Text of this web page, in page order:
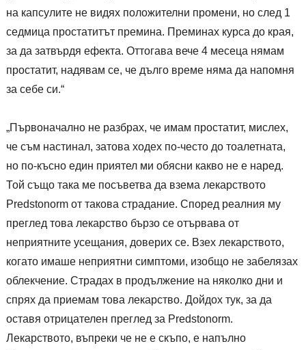
на капсулите не видях положителни промени, но след 1
седмица простатитът премина. Преминах курса до края,
за да затвърдя ефекта. Оттогава вече 4 месеца нямам
простатит, надявам се, че дълго време няма да напомня
за себе си.“
„Първоначално не разбрах, че имам простатит, мислех,
че съм настинал, затова ходех по-често до тоалетната,
но по-късно един приятел ми обясни какво не е наред.
Той също така ме посъветва да взема лекарството
Predstonorm от такова страдание. Според реалния му
преглед това лекарство бързо се отървава от
неприятните усещания, доверих се. Взех лекарството,
когато имаше неприятни симптоми, изобщо не забелязах
облекчение. Страдах в продължение на няколко дни и
спрях да приемам това лекарство. Дойдох тук, за да
оставя отрицателен преглед за Predstonorm.
Лекарството, въпреки че не е скъпо, е напълно